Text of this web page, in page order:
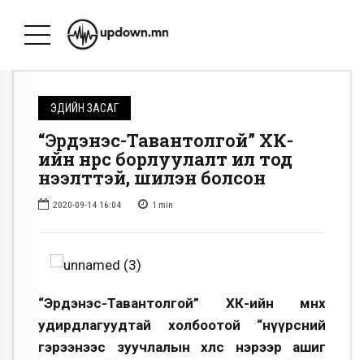
ЭДИЙН ЗАСАГ
“Эрдэнэс-Тавантолгой” ХК-
ийн нүүрс борлуулалт ил тод
нээлттэй, шилэн болсон
2020-09-14 16:04 1 min
“Эрдэнэс-Тавантолгой” ХК-ийн өмнөх
удирдлагуудтай холбоотой “нүүрсний
гэрээнээс зуучлалын хөлс нэрээр ашиг